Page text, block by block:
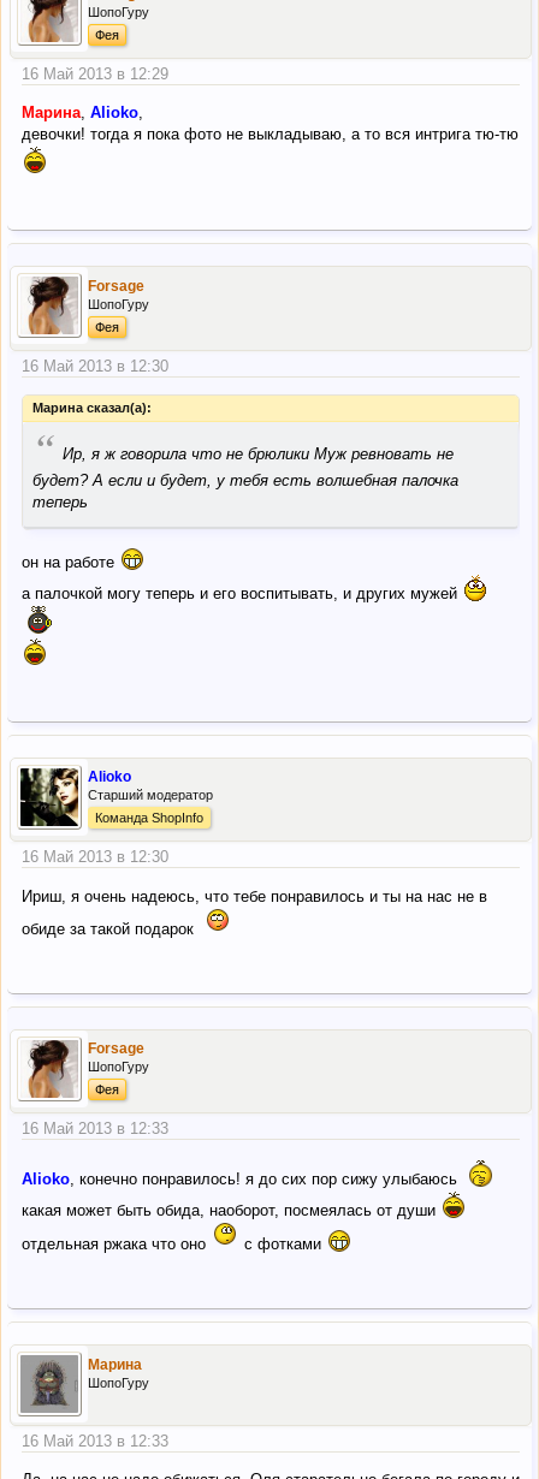
ШопоГуру
Фея
16 Май 2013 в 12:29
Марина, Alioko,
девочки! тогда я пока фото не выкладываю, а то вся интрига тю-тю
Forsage
ШопоГуру
Фея
16 Май 2013 в 12:30
Марина сказал(а):
“ Ир, я ж говорила что не брюлики Муж ревновать не
будет? А если и будет, у тебя есть волшебная палочка
теперь
он на работе
а палочкой могу теперь и его воспитывать, и других мужей
Alioko
Старший модератор
Команда ShopInfo
16 Май 2013 в 12:30
Ириш, я очень надеюсь, что тебе понравилось и ты на нас не в
обиде за такой подарок
Forsage
ШопоГуру
Фея
16 Май 2013 в 12:33
Alioko , конечно понравилось! я до сих пор сижу улыбаюсь
какая может быть обида, наоборот, посмеялась от души
отдельная ржака что оно
с фотками
Марина
ШопоГуру
16 Май 2013 в 12:33